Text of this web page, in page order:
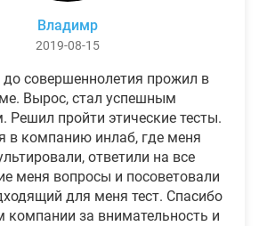
Владимр
2019-08-15
совершеннолетия прожил в
Вырос, стал успешным
Решил пройти этические тесты.
в компанию инлаб, где меня
ответили на все
меня вопросы и посоветовали
для меня тест. Спасибо
компании за внимательность и